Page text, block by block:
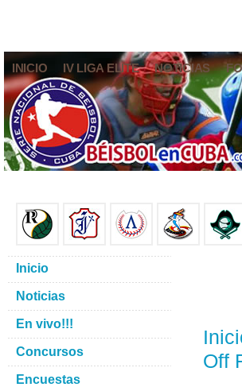
INICIO IV LIGA ELITE NOTICIAS
Off
Inicio
Noticias
En vivo!!!
Concursos
Encuestas